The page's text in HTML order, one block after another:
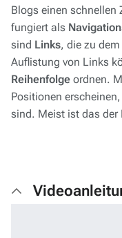
Blogs einen
fungiert als
sind Links, die zu
Auflistung von Links
Reihenfolge ordnen.
Positionen
sind. Meist ist das der